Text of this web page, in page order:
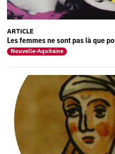
ARTICLE
Les femmes ne sont pas là que
Nouvelle-Aquitaine